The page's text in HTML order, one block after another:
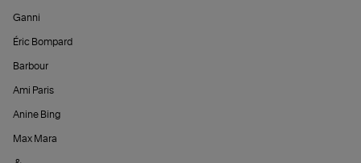
Ganni
Éric Bompard
Barbour
Ami Paris
Anine Bing
Max Mara